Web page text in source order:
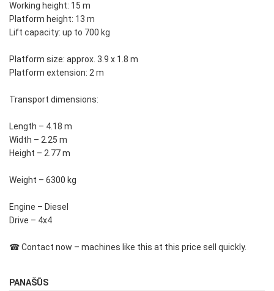
Working height: 15 m
Platform height: 13 m
Lift capacity: up to 700 kg
Platform size: approx. 3.9 x 1.8 m
Platform extension: 2 m
Transport dimensions:
Length – 4.18 m
Width – 2.25 m
Height – 2.77 m
Weight – 6300 kg
Engine – Diesel
Drive – 4x4
☎ Contact now – machines like this at this price sell quickly.
PANAŠŪS